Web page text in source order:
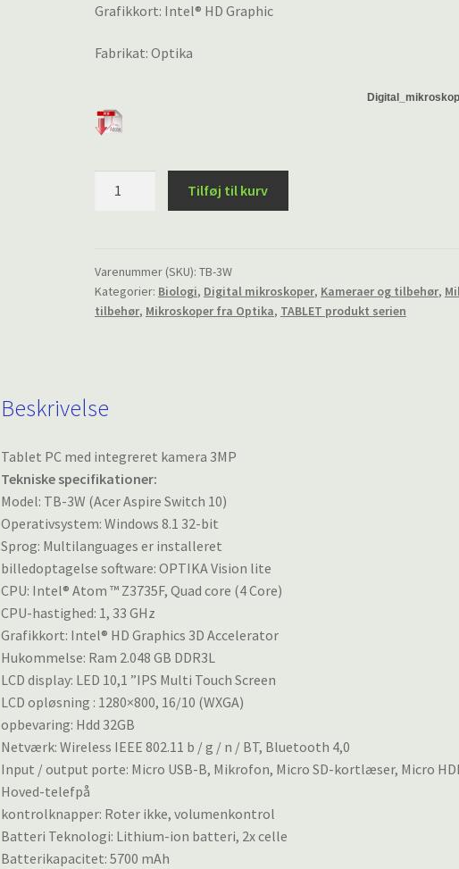
Grafikkort: Intel® HD Graphic
Fabrikat: Optika
kamera
3MP
antal
Tilføj til kurv
Varenummer (SKU): TB-3W
Kategorier: Biologi, Digital mikroskoper, Kameraer og tilbehør,
tilbehør, Mikroskoper fra Optika, TABLET produkt serien
Beskrivelse
Tablet PC med integreret kamera 3MP
Tekniske specifikationer:
Model: TB-3W (Acer Aspire Switch 10)
Operativsystem: Windows 8.1 32-bit
Sprog: Multilanguages er installeret
billedoptagelse software: OPTIKA Vision lite
CPU: Intel® Atom ™ Z3735F, Quad core (4 Core)
CPU-hastighed: 1, 33 GHz
Grafikkort: Intel® HD Graphics 3D Accelerator
Hukommelse: Ram 2.048 GB DDR3L
LCD display: LED 10,1 ”IPS Multi Touch Screen
LCD opløsning : 1280×800, 16/10 (WXGA)
opbevaring: Hdd 32GB
Netværk: Wireless IEEE 802.11 b / g / n / BT, Bluetooth 4,0
Input / output porte: Micro USB-B, Mikrofon, Micro SD-kortlæser, Micro
Hoved-telefpå
kontrolknapper: Roter ikke, volumenkontrol
Batteri Teknologi: Lithium-ion batteri, 2x celle
Batterikapacitet: 5700 mAh